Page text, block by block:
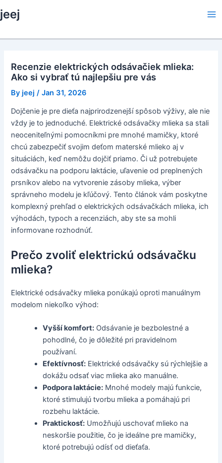
to
jeej
Recenzie elektrických odsávačiek mlieka:
Ako si vybrať tú najlepšiu pre vás
By jeej /Jan 31, 2026
Dojčenie je pre dieťa najprirodzenejší spôsob výživy, ale nie
vždy je to jednoduché. Elektrické odsávačky mlieka sa stali
neoceniteľnými pomocníkmi pre mnohé mamičky, ktoré
chcú zabezpečiť svojim deťom materské mlieko aj v
situáciách, keď nemôžu dojčiť priamo. Či už potrebujete
odsávačku na podporu laktácie, uľavenie od preplnených
prsníkov alebo na vytvorenie zásoby mlieka, výber
správneho modelu je kľúčový. Tento článok vám poskytne
komplexný prehľad o elektrických odsávačkách mlieka, ich
výhodách, typoch a recenziách, aby ste sa mohli
informovane rozhodnúť.
Prečo zvoliť elektrickú odsávačku
mlieka?
Elektrické odsávačky mlieka ponúkajú oproti manuálnym
modelom niekoľko výhod:
Vyšší komfort: Odsávanie je bezbolestné a
pohodlné, čo je dôležité pri pravidelnom
používaní.
Efektívnosť: Elektrické odsávačky sú rýchlejšie a
dokážu odsať viac mlieka ako manuálne.
Podpora laktácie: Mnohé modely majú funkcie,
ktoré stimulujú tvorbu mlieka a pomáhajú pri
rozbehu laktácie.
Praktickosť: Umožňujú uschovať mlieko na
neskoršie použitie, čo je ideálne pre mamičky,
ktoré potrebujú odísť od dieťaťa.